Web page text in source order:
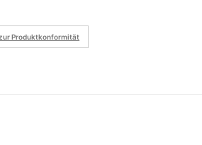
Produktkonformität